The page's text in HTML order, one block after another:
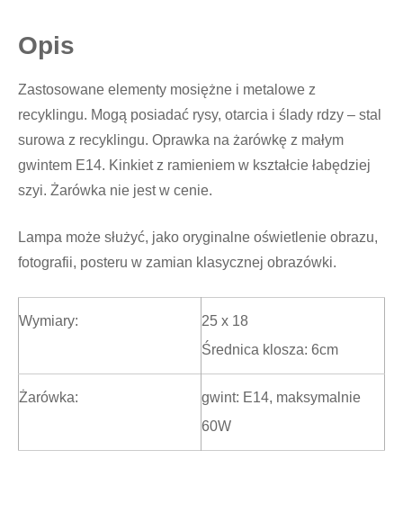
Opis
Zastosowane elementy mosiężne i metalowe z
recyklingu. Mogą posiadać rysy, otarcia i ślady rdzy – stal
surowa z recyklingu. Oprawka na żarówkę z małym
gwintem E14. Kinkiet z ramieniem w kształcie łabędziej
szyi. Żarówka nie jest w cenie.
Lampa może służyć, jako oryginalne oświetlenie obrazu,
fotografii, posteru w zamian klasycznej obrazówki.
Wymiary:
25 x 18
Średnica klosza: 6cm
Żarówka:
gwint: E14, maksymalnie
60W